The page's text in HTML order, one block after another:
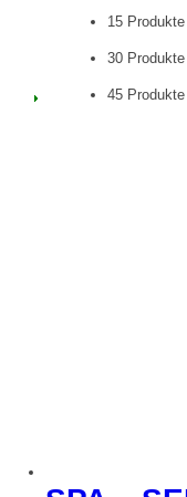
15
30
45